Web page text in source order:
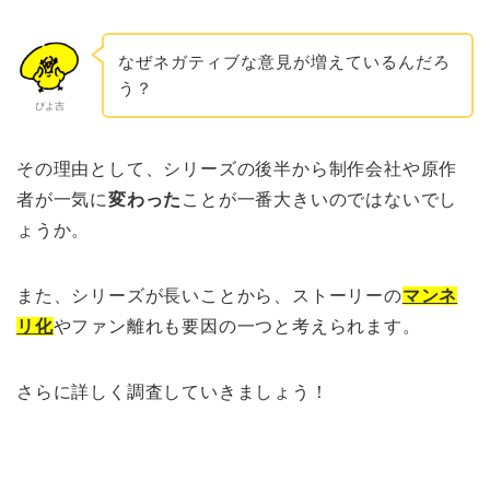
ぴよ吉
なぜネガティブな意見が増えているんだろ
う？
その理由として、シリーズの後半から制作会社や原作
者が一気に変わった ことが一番大きいのではないでし
ょうか。
また、シリーズが長いことから、ストーリーのマンネ
リ化やファン離れも要因の一つと考えられます。
さらに詳しく調査していきましょう！